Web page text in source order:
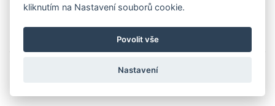
NOVÁ rozkvetlá KOLEKCE 🌸🌼
aceit.czAll Right Reserved.
kliknutím na Nastavení souborů cookie.
Povolit vše
Nastavení